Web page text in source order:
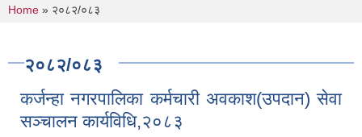
You are here
Home » २०८२/०८३
२०८२/०८३
कर्जन्हा नगरपालिका कर्मचारी अवकाश(उपदान) सेवा
सञ्चालन कार्यविधि,२०८३